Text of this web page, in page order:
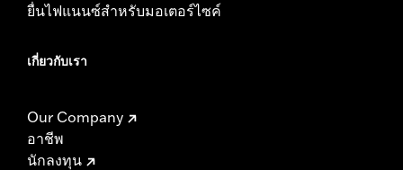
ยื่นไฟแนนซ์สำหรับมอเตอร์ไซค์
เกี่ยวกับเรา
Our Company
อาชีพ
นักลงทุน